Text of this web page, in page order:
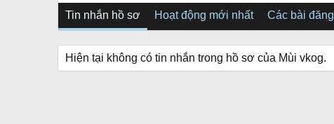
Tin nhắn hồ sơ Hoạt động mới nhất Các bài đăng
Hiện tại không có tin nhắn trong hồ sơ của Mùi vkog.